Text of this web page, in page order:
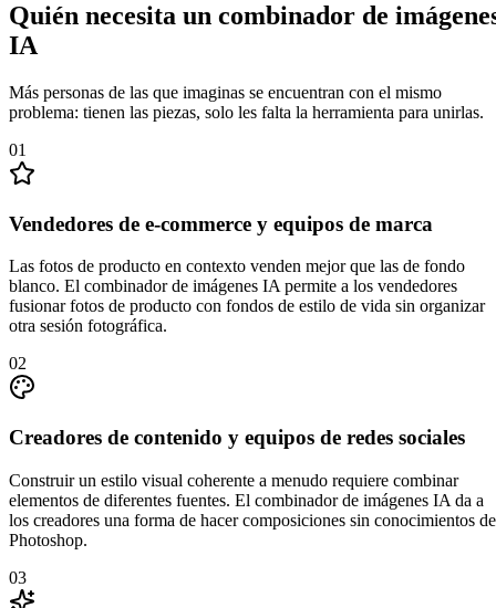
Quién necesita un combinador de
IA
Más personas de las que imaginas se encuentran con el mismo
problema: tienen las piezas, solo les falta la herramienta para unirlas.
01
Vendedores de e-commerce y equipos de marca
Las fotos de producto en contexto venden mejor que las de fondo
blanco. El combinador de imágenes IA permite a los vendedores
fusionar fotos de producto con fondos de estilo de vida sin organizar
otra sesión fotográfica.
02
Creadores de contenido y equipos de redes sociales
Construir un estilo visual coherente a menudo requiere combinar
elementos de diferentes fuentes. El combinador de imágenes IA da a
los creadores una forma de hacer composiciones sin conocimientos de
Photoshop.
03